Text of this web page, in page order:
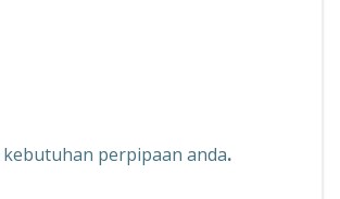
perpipaan anda.